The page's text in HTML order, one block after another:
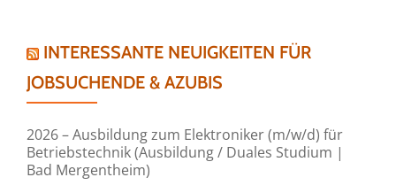
INTERESSANTE NEUIGKEITEN FÜR
JOBSUCHENDE & AZUBIS
2026 – Ausbildung zum Elektroniker (m/w/d) für
Betriebstechnik (Ausbildung / Duales Studium |
Bad Mergentheim)